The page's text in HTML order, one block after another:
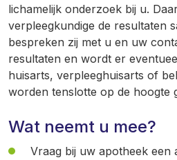
lichamelijk onderzoek bij u.
verpleegkundige de resultaten
bespreken zij met u en uw
resultaten en wordt er
huisarts, verpleeghuisarts of
worden tenslotte op de hoogte
Wat neemt u mee?
Vraag bij uw apotheek een